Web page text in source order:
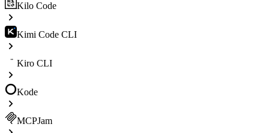
Kilo Code
Kimi Code CLI
Kiro CLI
Kode
MCPJam